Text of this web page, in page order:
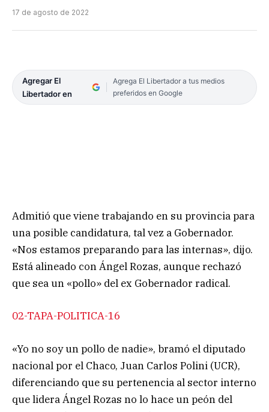
17 de agosto de 2022
Agregar El
Libertador en
Agrega El Libertador a tus medios
preferidos en Google
Admitió que viene trabajando en su provincia para
una posible candidatura, tal vez a Gobernador.
«Nos estamos preparando para las internas», dijo.
Está alineado con Ángel Rozas, aunque rechazó
que sea un «pollo» del ex Gobernador radical.
02-TAPA-POLITICA-16
«Yo no soy un pollo de nadie», bramó el diputado
nacional por el Chaco, Juan Carlos Polini (UCR),
diferenciando que su pertenencia al sector interno
que lidera Ángel Rozas no lo hace un peón del